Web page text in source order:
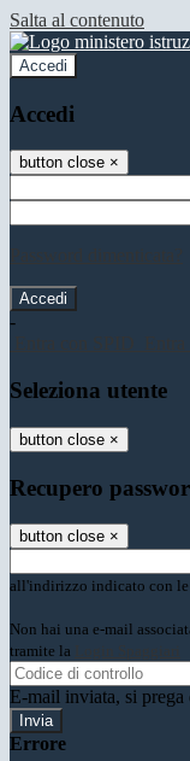
Salta al contenuto
Accedi
Accedi
button close ×
-
Seleziona utente
button close ×
Recupero
button close ×
all'indirizzo indicato con le
Non hai una e-mail
tramite la
E-mail inviata, si
Errore